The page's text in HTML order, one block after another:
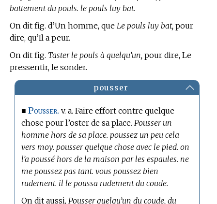
battement du pouls. le pouls luy bat.
On dit fig. d’Un homme, que Le pouls luy bat, pour
dire, qu’Il a peur.
On dit fig. Taster le pouls à quelqu’un, pour dire, Le
pressentir, le sonder.
pousser
■Pousser. v. a. Faire effort contre quelque
chose pour l’oster de sa place. Pousser un
homme hors de sa place. poussez un peu cela
vers moy. pousser quelque chose avec le pied. on
l’a poussé hors de la maison par les espaules. ne
me poussez pas tant. vous poussez bien
rudement. il le poussa rudement du coude.
On dit aussi, Pousser quelqu’un du coude, du